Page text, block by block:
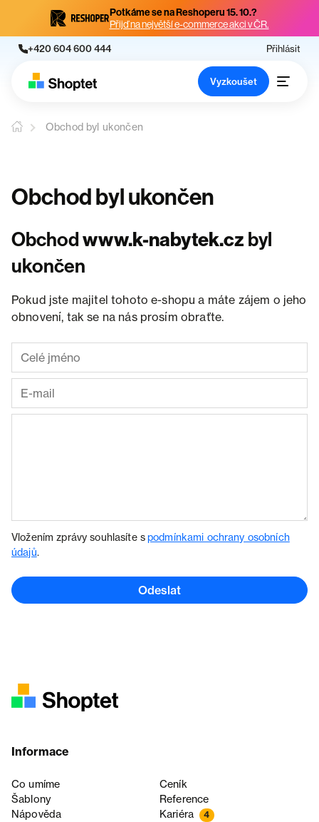
Potkáme se na Reshoperu 15. 10.?
Přijď na největší e-commerce akci v ČR.
+420 604 600 444 Přihlásit
Vyzkoušet
Obchod byl ukončen
Obchod byl ukončen
Obchodwww.k-nabytek.cz byl
ukončen
Pokud jste majitel tohoto e-shopu a máte zájem o jeho
obnovení, tak se na nás prosím obraťte.
Vložením zprávy souhlasíte spodmínkami ochrany osobních
údajů.
Odeslat
Informace
Co umíme
Ceník
Šablony
Reference
Nápověda
Kariéra 4